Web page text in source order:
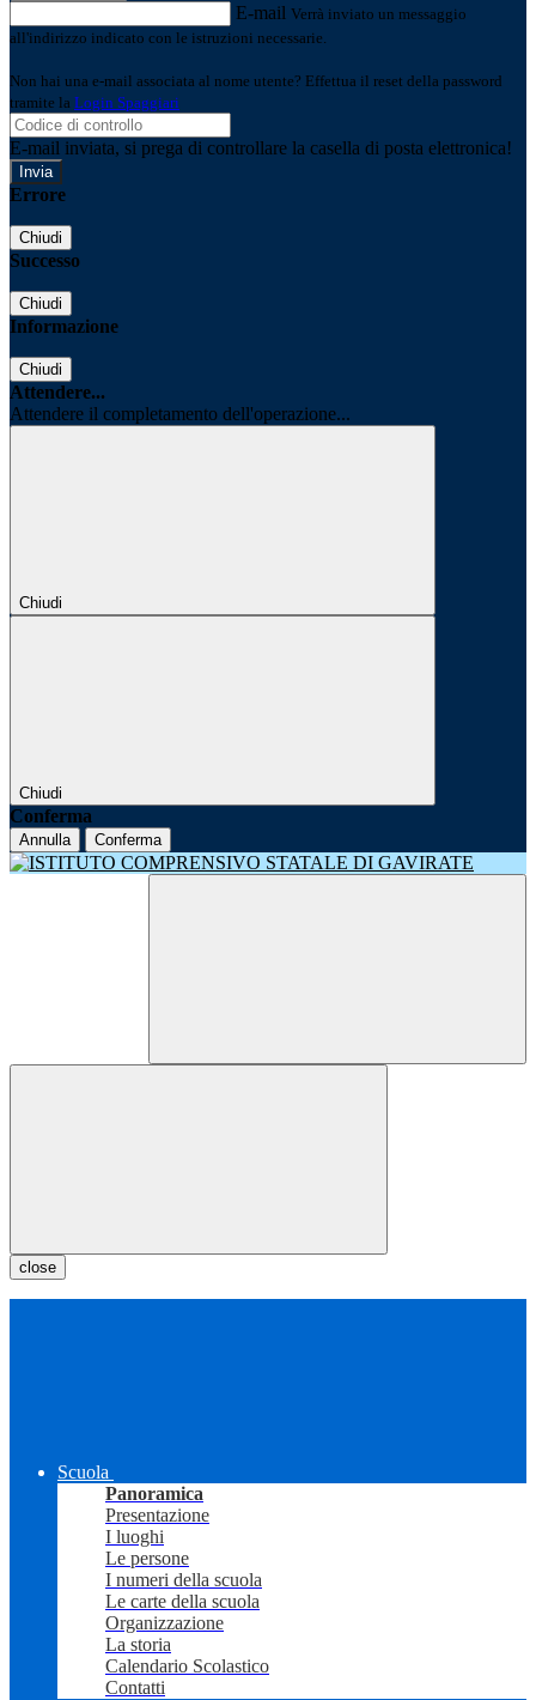
E-mail Verrà inviato un messaggio
all'indirizzo indicato con le istruzioni necessarie.
Non hai una e-mail associata al nome utente? Effettua il reset della password
tramite la Login Spaggiari
E-mail inviata, si prega di controllare la casella di posta elettronica!
Errore
Chiudi
Successo
Chiudi
Informazione
Chiudi
Attendere...
Attendere il completamento dell'operazione...
Chiudi
Chiudi
Conferma
Annulla Conferma
close
Scuola
Panoramica
Presentazione
I luoghi
Le persone
I numeri della scuola
Le carte della scuola
Organizzazione
La storia
Calendario Scolastico
Contatti